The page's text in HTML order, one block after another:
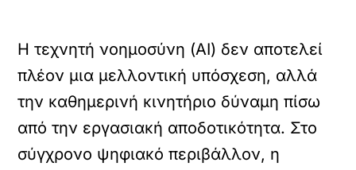
Η τεχνητή νοημοσύνη (AI) δεν αποτελεί
πλέον μια μελλοντική υπόσχεση, αλλά
την καθημερινή κινητήριο δύναμη πίσω
από την εργασιακή αποδοτικότητα. Στο
σύγχρονο ψηφιακό περιβάλλον, η